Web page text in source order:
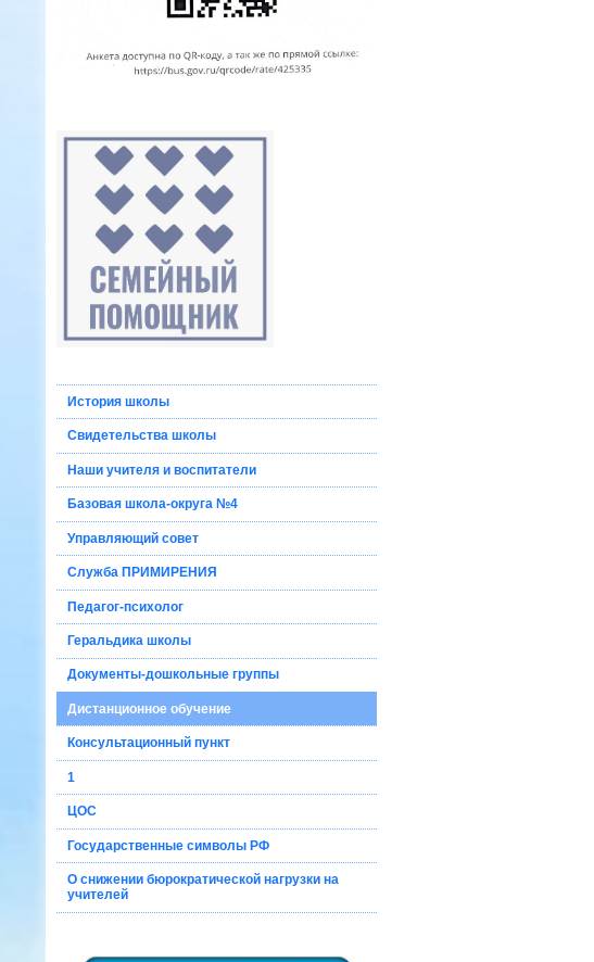
История школы
Свидетельства школы
Наши учителя и воспитатели
Базовая школа-округа №4
Управляющий совет
Служба ПРИМИРЕНИЯ
Педагог-психолог
Геральдика школы
Документы-дошкольные группы
Дистанционное обучение
Консультационный пункт
1
ЦОС
Государственные символы РФ
О снижении бюрократической нагрузки на
учителей